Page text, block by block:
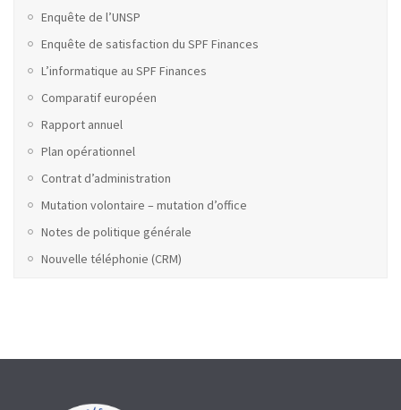
Enquête de l’UNSP
Enquête de satisfaction du SPF Finances
L’informatique au SPF Finances
Comparatif européen
Rapport annuel
Plan opérationnel
Contrat d’administration
Mutation volontaire – mutation d’office
Notes de politique générale
Nouvelle téléphonie (CRM)